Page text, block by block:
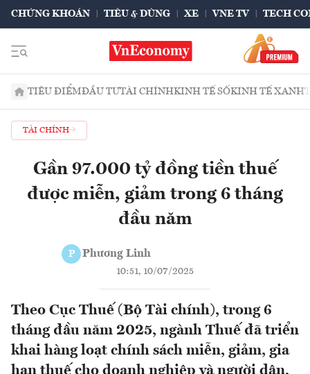
CHỨNG KHOÁN TIÊU & DÙNG XE VNE TV TECH
TIÊU ĐIỂMĐẦU TƯTÀI CHÍNHKINH TẾ SỐKINH TẾ XANH
TÀI CHÍNH
Gần 97.000 tỷ đồng tiền thuế
được miễn, giảm trong 6 tháng
đầu năm
P Phương Linh
10:51, 10/07/2025
Theo Cục Thuế (Bộ Tài chính), trong 6
tháng đầu năm 2025, ngành Thuế đã triển
khai hàng loạt chính sách miễn, giảm, gia
hạn thuế cho doanh nghiệp và người dân,